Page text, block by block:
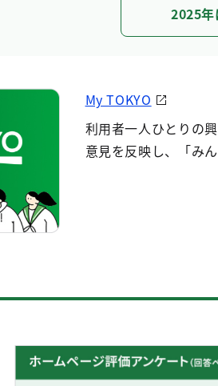
2025年
My TOKYO
利用者一人ひとりの
意見を反映し、「み